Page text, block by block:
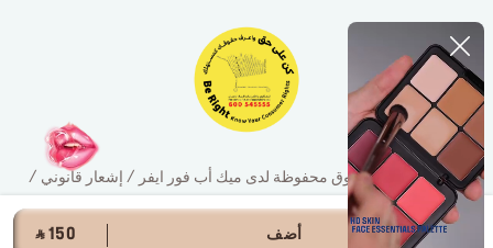
أضف ‎ ⃁ 150 ‎
© 2026 جميع الحقوق محفوظة لدى ميك أب فور ايفر / إشعار قانوني /
سياسة الخصوصية